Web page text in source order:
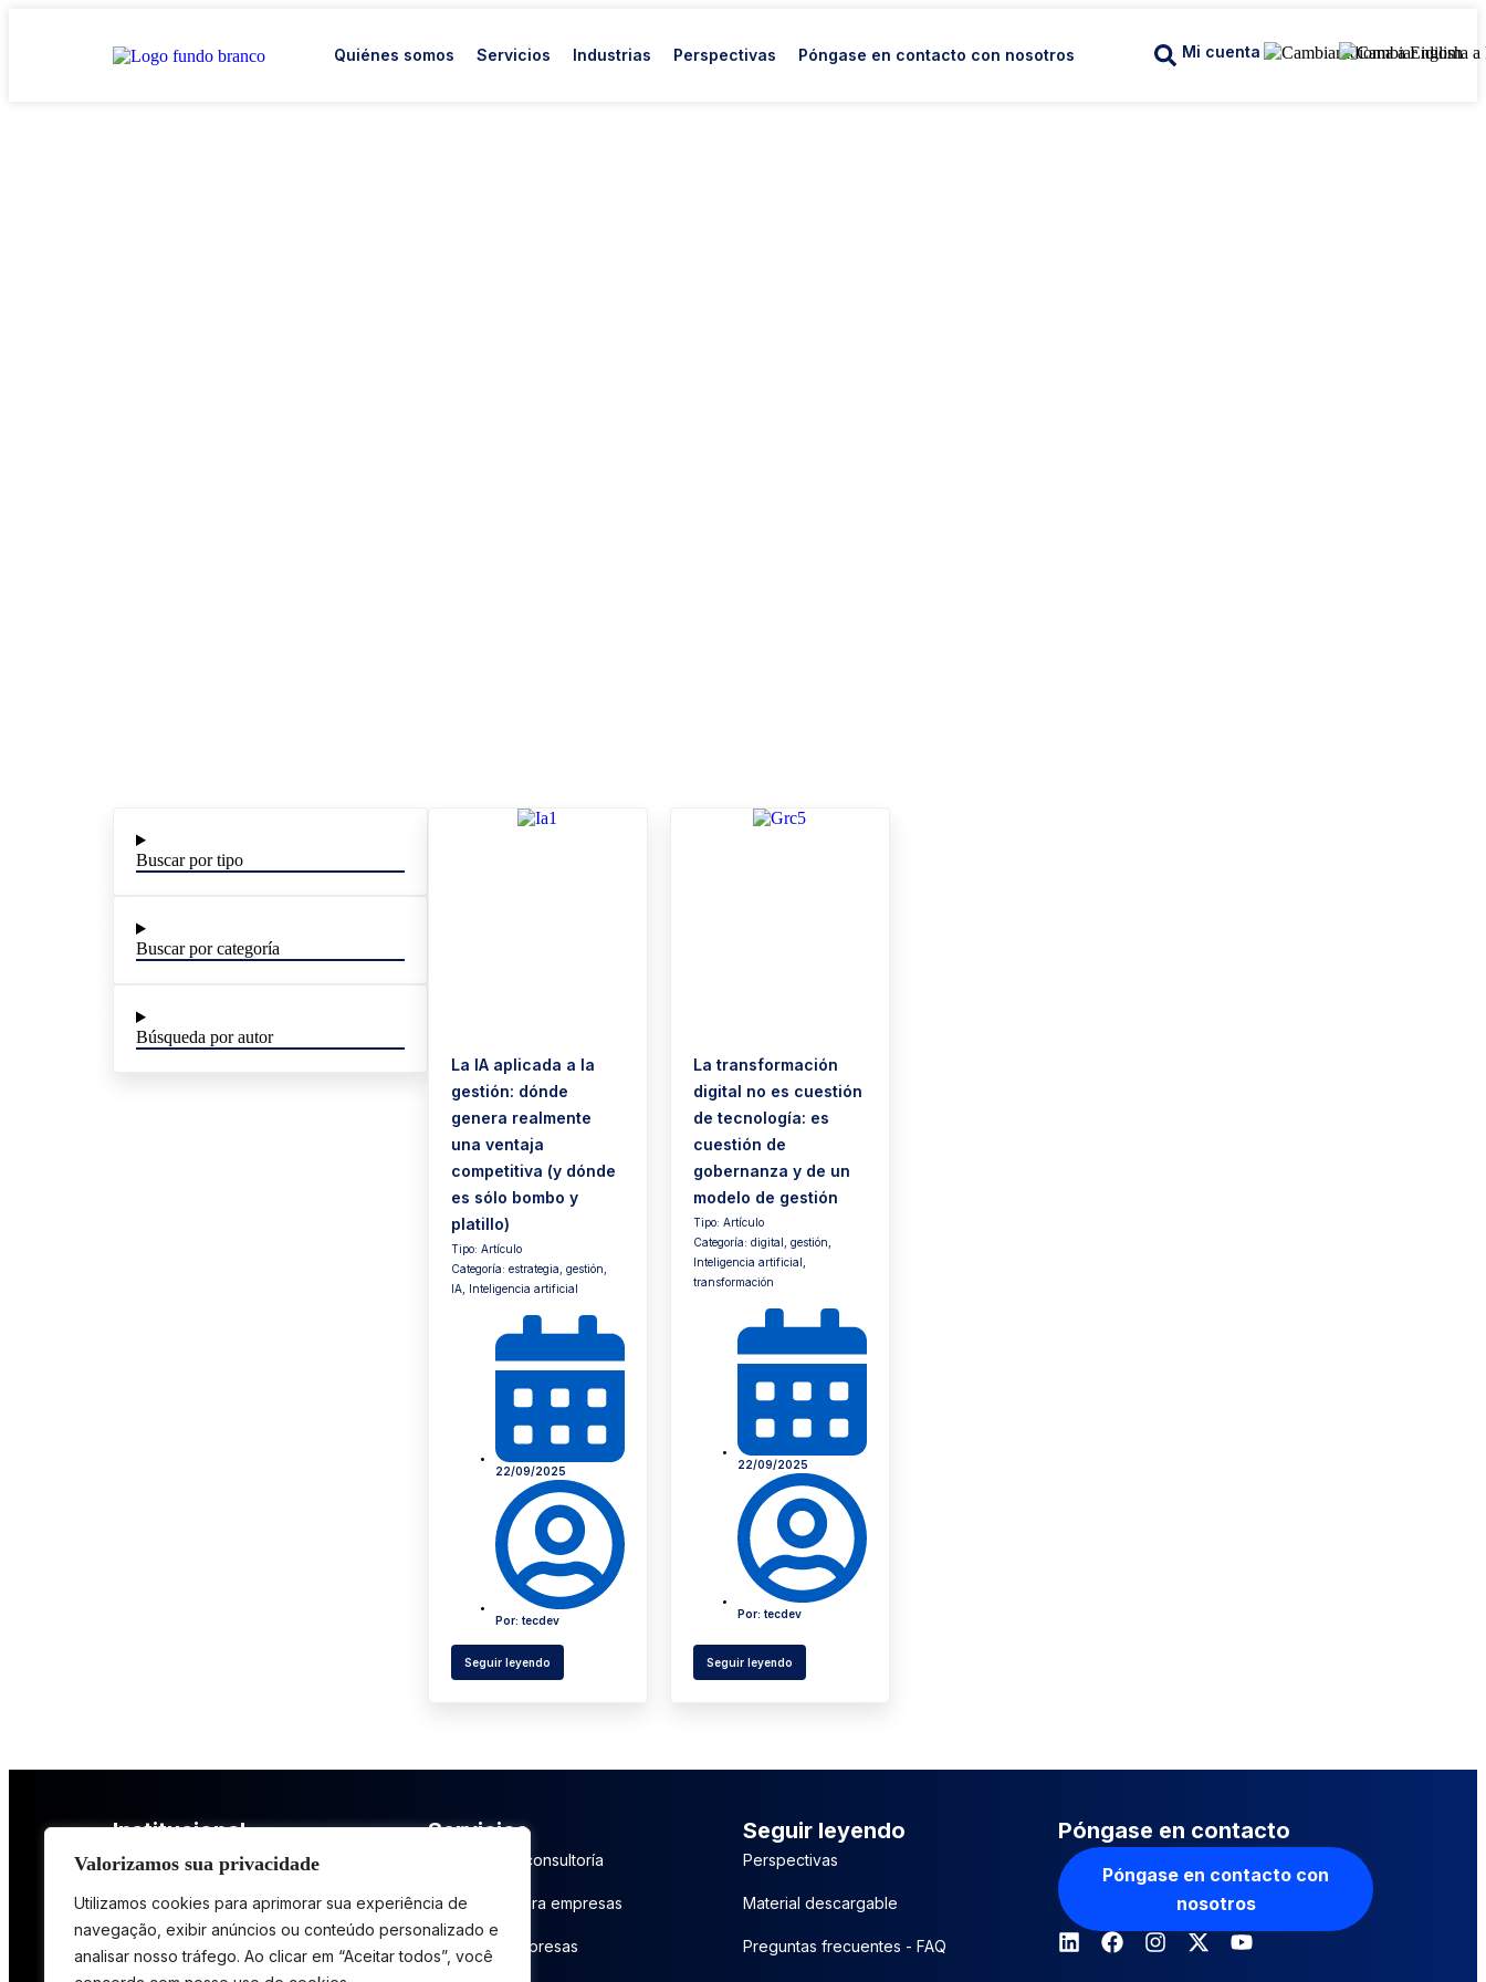
Valorizamos sua privacidade
Utilizamos cookies para aprimorar sua experiência de
navegação, exibir anúncios ou conteúdo personalizado e
analisar nosso tráfego. Ao clicar em “Aceitar todos”, você
Quiénes somos Servicios Industrias Perspectivas Póngase en contacto con nosotros Mi cuenta
Buscar por tipo
Buscar por categoría
Búsqueda por autor
La IA aplicada a la
gestión: dónde
genera realmente
una ventaja
competitiva (y dónde
es sólo bombo y
platillo)
Tipo: Artículo
Categoría: estrategia gestión
IA Inteligencia artificial
22/09/2025
Por: tecdev
Seguir leyendo
La transformación
digital no es cuestión
de tecnología: es
cuestión de
gobernanza y de un
modelo de gestión
Tipo: Artículo
Categoría: digital gestión
Inteligencia artificial
transformación
22/09/2025
Por: tecdev
Seguir leyendo
Institucional
Quiénes somos
Casos de éxito
Trabaja con nosotros
Servicios
Servicios de consultoría
Soluciones para empresas
Cursos en empresas
Seguir leyendo
Perspectivas
Material descargable
Preguntas frecuentes - FAQ
Póngase en contacto
Póngase en contacto con
nosotros